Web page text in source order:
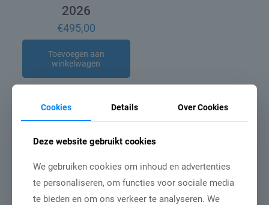
2026
€495,00
Toevoegen aan
winkelwagen
Gerelateerde berichten
Cookies Details Over Cookies
Deze website gebruikt cookies
We gebruiken cookies om inhoud en advertenties
te personaliseren, om functies voor sociale media
te bieden en om ons verkeer te analyseren. We